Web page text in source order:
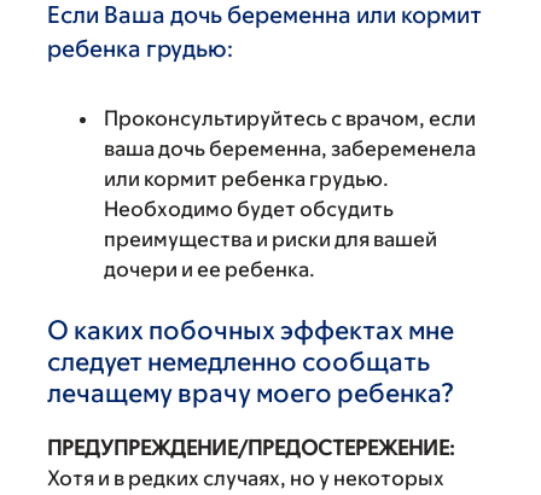
Если Ваша дочь беременна или кормит
ребенка грудью:
Проконсультируйтесь с врачом, если
ваша дочь беременна, забеременела
или кормит ребенка грудью.
Необходимо будет обсудить
преимущества и риски для вашей
дочери и ее ребенка.
О каких побочных эффектах мне
следует немедленно сообщать
лечащему врачу моего ребенка?
ПРЕДУПРЕЖДЕНИЕ/ПРЕДОСТЕРЕЖЕНИЕ:
Хотя и в редких случаях, но у некоторых